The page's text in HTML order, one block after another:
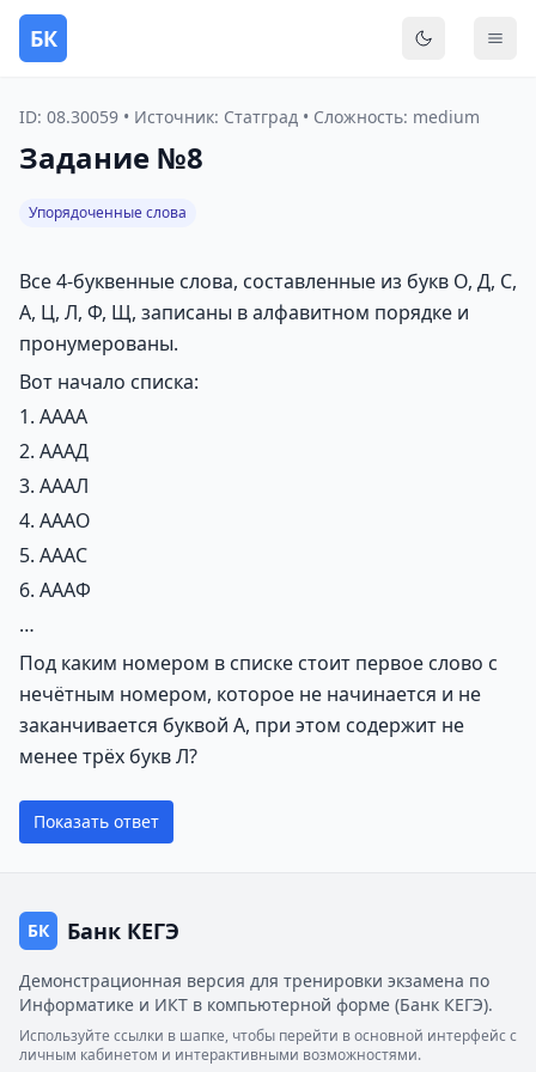
БК
ID: 08.30059 • Источник: Статград • Сложность: medium
Задание №8
Упорядоченные слова
Все 4-буквенные слова, составленные из букв О, Д, С,
А, Ц, Л, Ф, Щ, записаны в алфавитном порядке и
пронумерованы.
Вот начало списка:
1. АААА
2. АААД
3. АААЛ
4. АААО
5. АААС
6. АААФ
…
Под каким номером в списке стоит первое слово с
нечётным номером, которое не начинается и не
заканчивается буквой А, при этом содержит не
менее трёх букв Л?
Показать ответ
БК Банк КЕГЭ
Демонстрационная версия для тренировки экзамена по
Информатике и ИКТ в компьютерной форме (Банк КЕГЭ).
Используйте ссылки в шапке, чтобы перейти в основной интерфейс с
личным кабинетом и интерактивными возможностями.